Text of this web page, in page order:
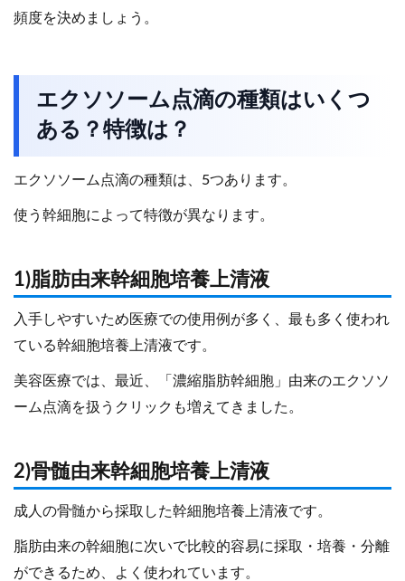
頻度を決めましょう。
エクソソーム点滴の種類はいくつ
ある？特徴は？
エクソソーム点滴の種類は、5つあります。
使う幹細胞によって特徴が異なります。
1)脂肪由来幹細胞培養上清液
入手しやすいため医療での使用例が多く、最も多く使われ
ている幹細胞培養上清液です。
美容医療では、最近、「濃縮脂肪幹細胞」由来のエクソソ
ーム点滴を扱うクリックも増えてきました。
2)骨髄由来幹細胞培養上清液
成人の骨髄から採取した幹細胞培養上清液です。
脂肪由来の幹細胞に次いで比較的容易に採取・培養・分離
ができるため、よく使われています。